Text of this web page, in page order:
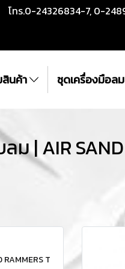
โทร.0-24326834-7, 0-
นค้า ชุดเครื่องมือล
ม | AIR
T